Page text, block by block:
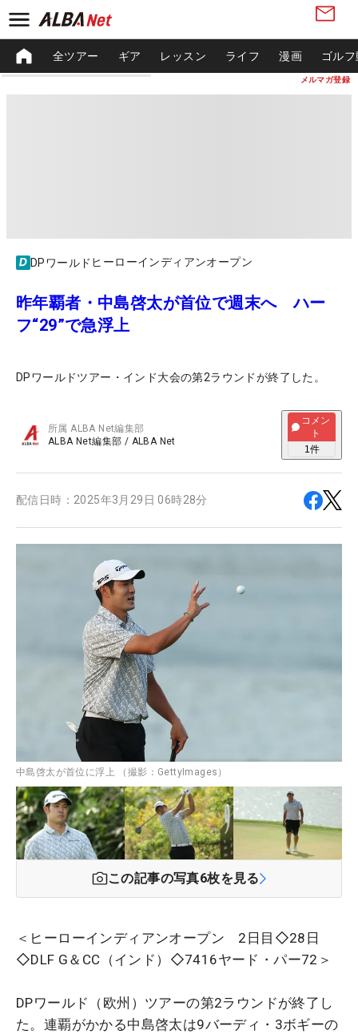
メルマガ登録
全ツアー ギア レッスン ライフ 漫画 ゴル
DPワールド ヒーローインディアンオープン
昨年覇者・中島啓太が首位で週末へ ハー
フ“29”で急浮上
DPワールドツアー・インド大会の第2ラウンドが終了した。
所属ALBA Net編集部
ALBA Net編集部 / ALBA Net
コメン
ト
1件
配信日時： 2025年3月29日 06時28分
中島啓太が首位に浮上 （撮影：GettyImages）
この記事の写真6枚を見る
＜ヒーローインディアンオープン 2日目◇28日
◇DLF G＆CC（インド）◇7416ヤード・パー72＞
DPワールド（欧州）ツアーの第2ラウンドが終了し
た。連覇がかかる中島啓太は9バーディ・3ボギーの